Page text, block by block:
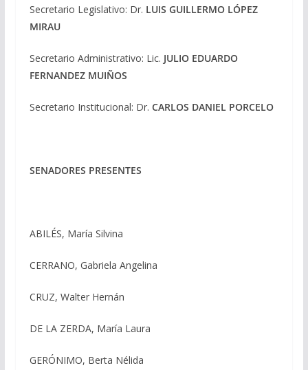
Secretario Legislativo: Dr. LUIS GUILLERMO LÓPEZ
MIRAU
Secretario Administrativo: Lic. JULIO EDUARDO
FERNANDEZ MUIÑOS
Secretario Institucional: Dr. CARLOS DANIEL PORCELO
SENADORES PRESENTES
ABILÉS, María Silvina
CERRANO, Gabriela Angelina
CRUZ, Walter Hernán
DE LA ZERDA, María Laura
GERÓNIMO, Berta Nélida